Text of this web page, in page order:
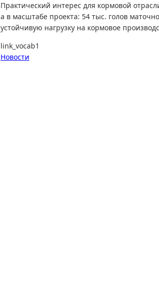
Практический интерес для кормовой
а в масштабе проекта: 54 тыс. голов
устойчивую нагрузку на кормовое
link_vocab1
Новости